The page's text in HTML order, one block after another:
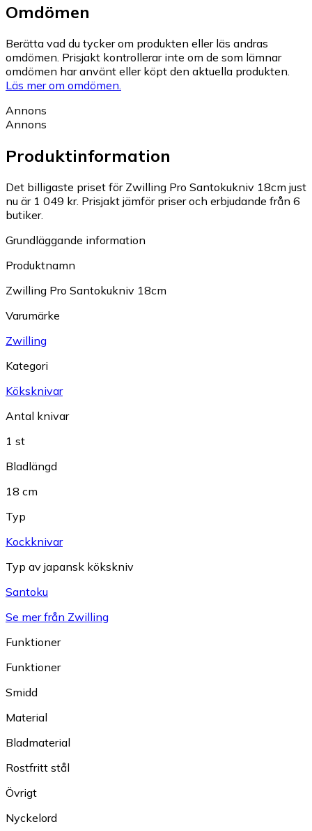
Omdömen
Berätta vad du tycker om produkten eller läs andras
omdömen. Prisjakt kontrollerar inte om de som lämnar
omdömen har använt eller köpt den aktuella produkten.
Läs mer om omdömen.
Annons
Annons
Produktinformation
Det billigaste priset för Zwilling Pro Santokukniv 18cm just
nu är 1 049 kr. Prisjakt jämför priser och erbjudande från 6
butiker.
Grundläggande information
Produktnamn
Zwilling Pro Santokukniv 18cm
Varumärke
Zwilling
Kategori
Köksknivar
Antal knivar
1 st
Bladlängd
18 cm
Typ
Kockknivar
Typ av japansk kökskniv
Santoku
Se mer från Zwilling
Funktioner
Funktioner
Smidd
Material
Bladmaterial
Rostfritt stål
Övrigt
Nyckelord